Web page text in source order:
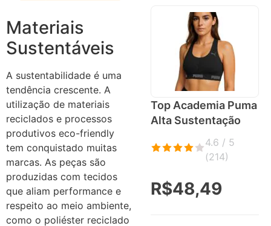
Materiais
Sustentáveis
A sustentabilidade é uma
tendência crescente. A
utilização de materiais
reciclados e processos
produtivos eco-friendly
tem conquistado muitas
marcas. As peças são
produzidas com tecidos
que aliam performance e
respeito ao meio ambiente,
como o poliéster reciclado
Top Academia Puma
Alta Sustentação
4.6 / 5
(214)
R$48,49